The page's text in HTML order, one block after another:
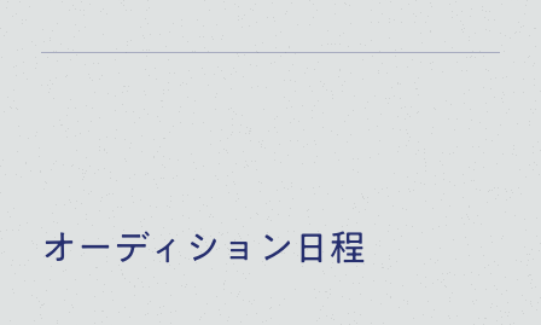
オーディション日程